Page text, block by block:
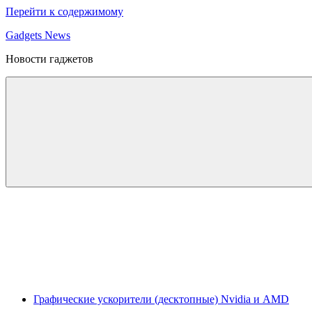
Перейти к содержимому
Gadgets News
Новости гаджетов
Графические ускорители (десктопные) Nvidia и AMD